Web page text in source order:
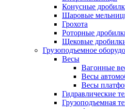
Конусные
Шаровые
Грохота
Роторные
Щековые
Грузоподъемное
Весы
Вагонные
Весы
Весы
Гидравлические
Грузоподъемная